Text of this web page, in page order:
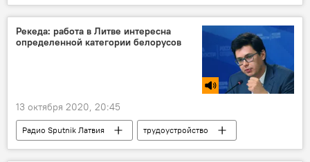
Ледокол
Рекеда: работа в Литве интересна
определенной категории белорусов
13 октября 2020, 20:45
Радио Sputnik Латвия
трудоустройство
Литва
Беларусь
занятость